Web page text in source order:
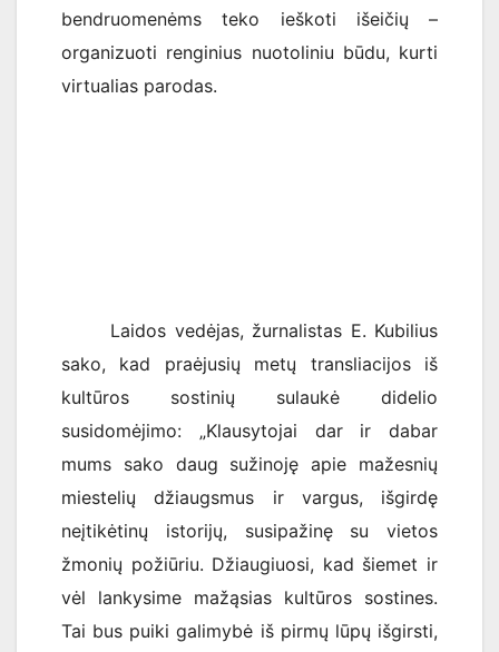
bendruomenėms teko ieškoti išeičių –
organizuoti renginius nuotoliniu būdu, kurti
virtualias parodas.
Laidos vedėjas, žurnalistas E. Kubilius
sako, kad praėjusių metų transliacijos iš
kultūros sostinių sulaukė didelio
susidomėjimo: „Klausytojai dar ir dabar
mums sako daug sužinoję apie mažesnių
miestelių džiaugsmus ir vargus, išgirdę
neįtikėtinų istorijų, susipažinę su vietos
žmonių požiūriu. Džiaugiuosi, kad šiemet ir
vėl lankysime mažąsias kultūros sostines.
Tai bus puiki galimybė iš pirmų lūpų išgirsti,